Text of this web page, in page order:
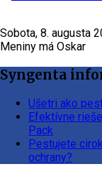
Sobota, 8. augusta
Meniny má Oskar
Syngenta
Ušetri ako
Efektívne
Pack
Pestujete
ochrany?